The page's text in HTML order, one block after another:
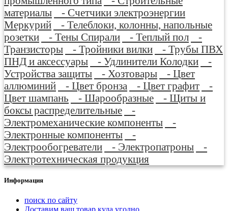
материалы
- Счетчики электроэнергии
Меркурий
- Телеблоки, колонны, напольные
розетки
- Тены Спирали - Теплый пол
-
Транзисторы
- Тройники вилки
- Трубы ПВХ
ПНД и аксессуары
- Удлинители Колодки
-
Устройства защиты
- Хозтовары
- Цвет
аллюминий
- Цвет бронза - Цвет графит
-
Цвет шампань
- Шарообразные
- Щиты и
боксы распределительные
-
Электромеханические компоненты
-
Электронные компоненты
-
Электрообогреватели
- Электропатроны
-
Электротехническая продукция
Информация
поиск по сайту
Доставим ваш товар куда угодно